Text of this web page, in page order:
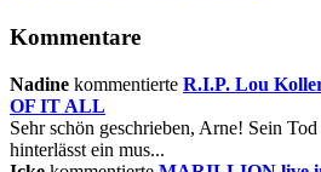
Kommentare
Nadine kommentierte R.I.P. Lou
OF IT ALL
Sehr schön geschrieben, Arne! Sein
hinterlässt ein mus...